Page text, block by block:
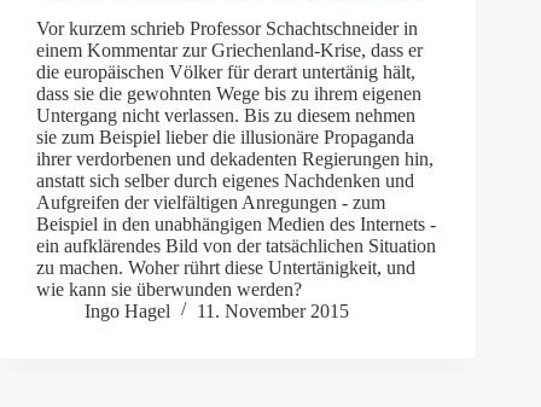
Vor kurzem schrieb Professor Schachtschneider in
einem Kommentar zur Griechenland-Krise, dass er
die europäischen Völker für derart untertänig hält,
dass sie die gewohnten Wege bis zu ihrem eigenen
Untergang nicht verlassen. Bis zu diesem nehmen
sie zum Beispiel lieber die illusionäre Propaganda
ihrer verdorbenen und dekadenten Regierungen hin,
anstatt sich selber durch eigenes Nachdenken und
Aufgreifen der vielfältigen Anregungen - zum
Beispiel in den unabhängigen Medien des Internets -
ein aufklärendes Bild von der tatsächlichen Situation
zu machen. Woher rührt diese Untertänigkeit, und
wie kann sie überwunden werden?
Ingo Hagel
11. November 2015